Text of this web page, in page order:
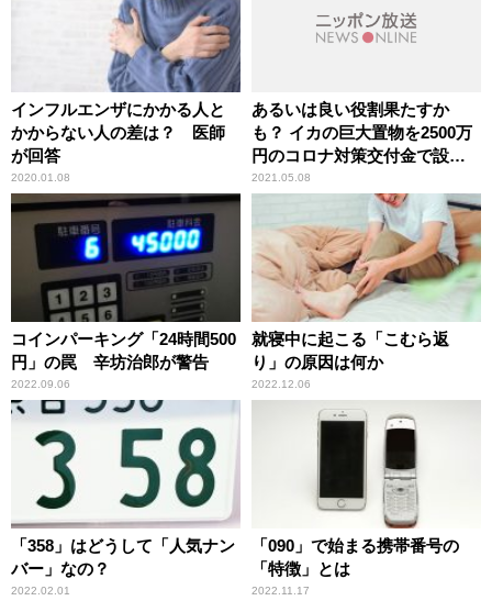
インフルエンザにかかる人と
かからない人の差は？ 医師
が回答
2020.01.08
あるいは良い役割果たすか
も？ イカの巨大置物を2500万
円のコロナ対策交付金で設置
の能登町
2021.05.08
コインパーキング「24時間500
円」の罠 辛坊治郎が警告
2022.09.06
就寝中に起こる「こむら返
り」の原因は何か
2022.12.06
「358」はどうして「人気ナン
バー」なの？
2022.02.01
「090」で始まる携帯番号の
「特徴」とは
2022.11.17